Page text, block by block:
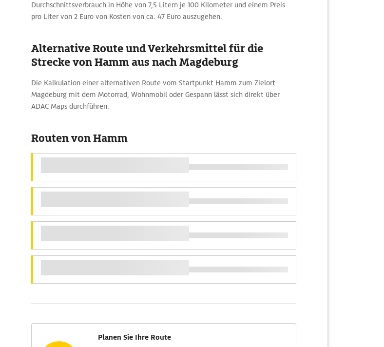
Durchschnittsverbrauch in Höhe von 7,5 Litern je 100 Kilometer und einem Preis
pro Liter von 2 Euro von Kosten von ca. 47 Euro auszugehen.
Alternative Route und Verkehrsmittel für die
Strecke von Hamm aus nach Magdeburg
Die Kalkulation einer alternativen Route vom Startpunkt Hamm zum Zielort
Magdeburg mit dem Motorrad, Wohnmobil oder Gespann lässt sich direkt über
ADAC Maps durchführen.
Routen von Hamm
Planen Sie Ihre Route